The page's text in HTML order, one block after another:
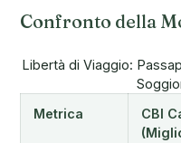
Confronto della
Libertà di Viaggio:
Metrica
CBI